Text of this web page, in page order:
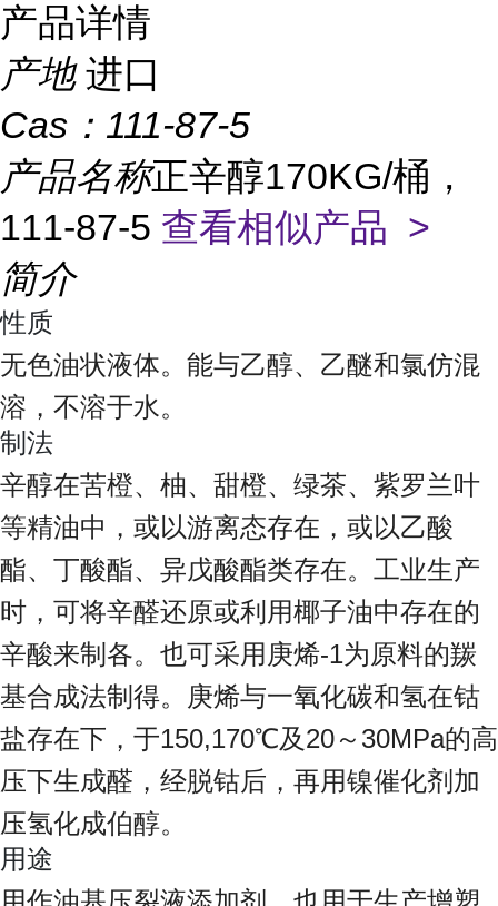
产品详情
产地 进口
Cas： 111-87-5
产品名称正辛醇170KG/桶，
111-87-5 查看相似产品 >
简介
性质
无色油状液体。能与乙醇、乙醚和氯仿混
溶，不溶于水。
制法
辛醇在苦橙、柚、甜橙、绿茶、紫罗兰叶
等精油中，或以游离态存在，或以乙酸
酯、丁酸酯、异戊酸酯类存在。工业生产
时，可将辛醛还原或利用椰子油中存在的
辛酸来制各。也可采用庚烯-1为原料的羰
基合成法制得。庚烯与一氧化碳和氢在钴
盐存在下，于150,170℃及20～30MPa的高
压下生成醛，经脱钴后，再用镍催化剂加
压氢化成伯醇。
用途